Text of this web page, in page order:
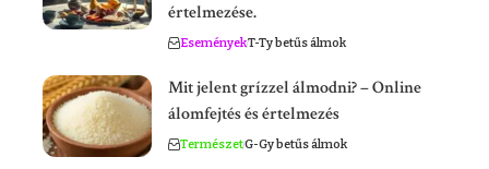
értelmezése.
EseményekT-Ty betűs álmok
Mit jelent grízzel álmodni? – Online
álomfejtés és értelmezés
TermészetG-Gy betűs álmok